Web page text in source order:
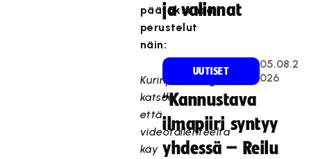
päätöksensä
perustelut
näin:
Kurinpitodelegaatio
katsoo,
että
videotallenteelta
käy
ja valinnat
UUTISET
05.08.2
026
“Kannustava
ilmapiiri syntyy
yhdessä – Reilu